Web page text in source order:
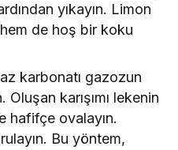
yıkayın. Limon
de hoş bir koku
karbonatı gazozun
karışımı lekenin
hafifçe ovalayın.
Bu yöntem,